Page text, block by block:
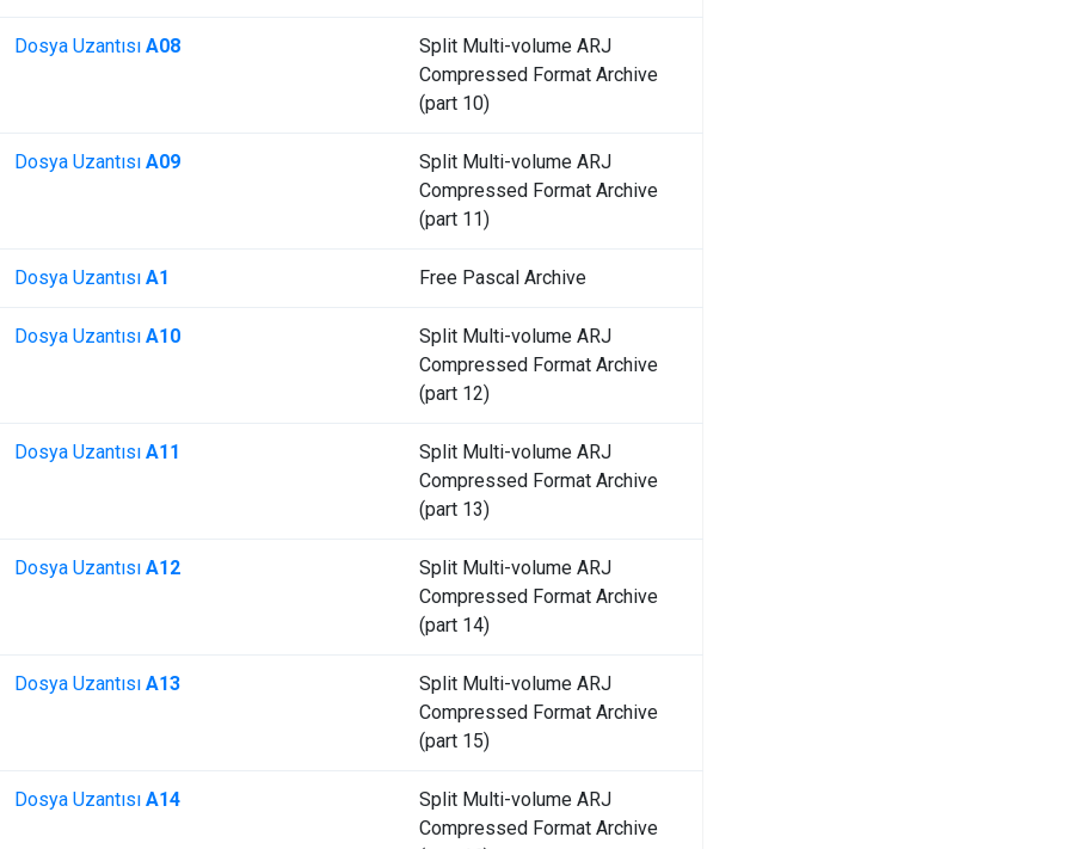
Dosya Uzantısı A08
Split Multi-volume ARJ
Compressed Format Archive
(part 10)
Dosya Uzantısı A09
Split Multi-volume ARJ
Compressed Format Archive
(part 11)
Dosya Uzantısı A1 Free Pascal Archive
Dosya Uzantısı A10
Split Multi-volume ARJ
Compressed Format Archive
(part 12)
Dosya Uzantısı A11
Split Multi-volume ARJ
Compressed Format Archive
(part 13)
Dosya Uzantısı A12
Split Multi-volume ARJ
Compressed Format Archive
(part 14)
Dosya Uzantısı A13
Split Multi-volume ARJ
Compressed Format Archive
(part 15)
Dosya Uzantısı A14
Split Multi-volume ARJ
Compressed Format Archive